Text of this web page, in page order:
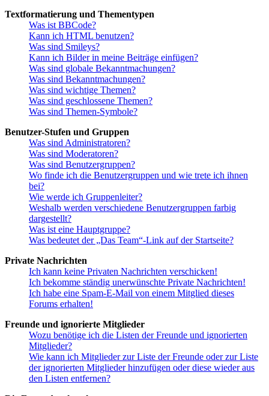
Textformatierung und Thementypen
Was ist BBCode?
Kann ich HTML benutzen?
Was sind Smileys?
Kann ich Bilder in meine Beiträge einfügen?
Was sind globale Bekanntmachungen?
Was sind Bekanntmachungen?
Was sind wichtige Themen?
Was sind geschlossene Themen?
Was sind Themen-Symbole?
Benutzer-Stufen und Gruppen
Was sind Administratoren?
Was sind Moderatoren?
Was sind Benutzergruppen?
Wo finde ich die Benutzergruppen und wie trete ich ihnen
bei?
Wie werde ich Gruppenleiter?
Weshalb werden verschiedene Benutzergruppen farbig
dargestellt?
Was ist eine Hauptgruppe?
Was bedeutet der „Das Team“-Link auf der Startseite?
Private Nachrichten
Ich kann keine Privaten Nachrichten verschicken!
Ich bekomme ständig unerwünschte Private Nachrichten!
Ich habe eine Spam-E-Mail von einem Mitglied dieses
Forums erhalten!
Freunde und ignorierte Mitglieder
Wozu benötige ich die Listen der Freunde und ignorierten
Mitglieder?
Wie kann ich Mitglieder zur Liste der Freunde oder zur Liste
der ignorierten Mitglieder hinzufügen oder diese wieder aus
den Listen entfernen?